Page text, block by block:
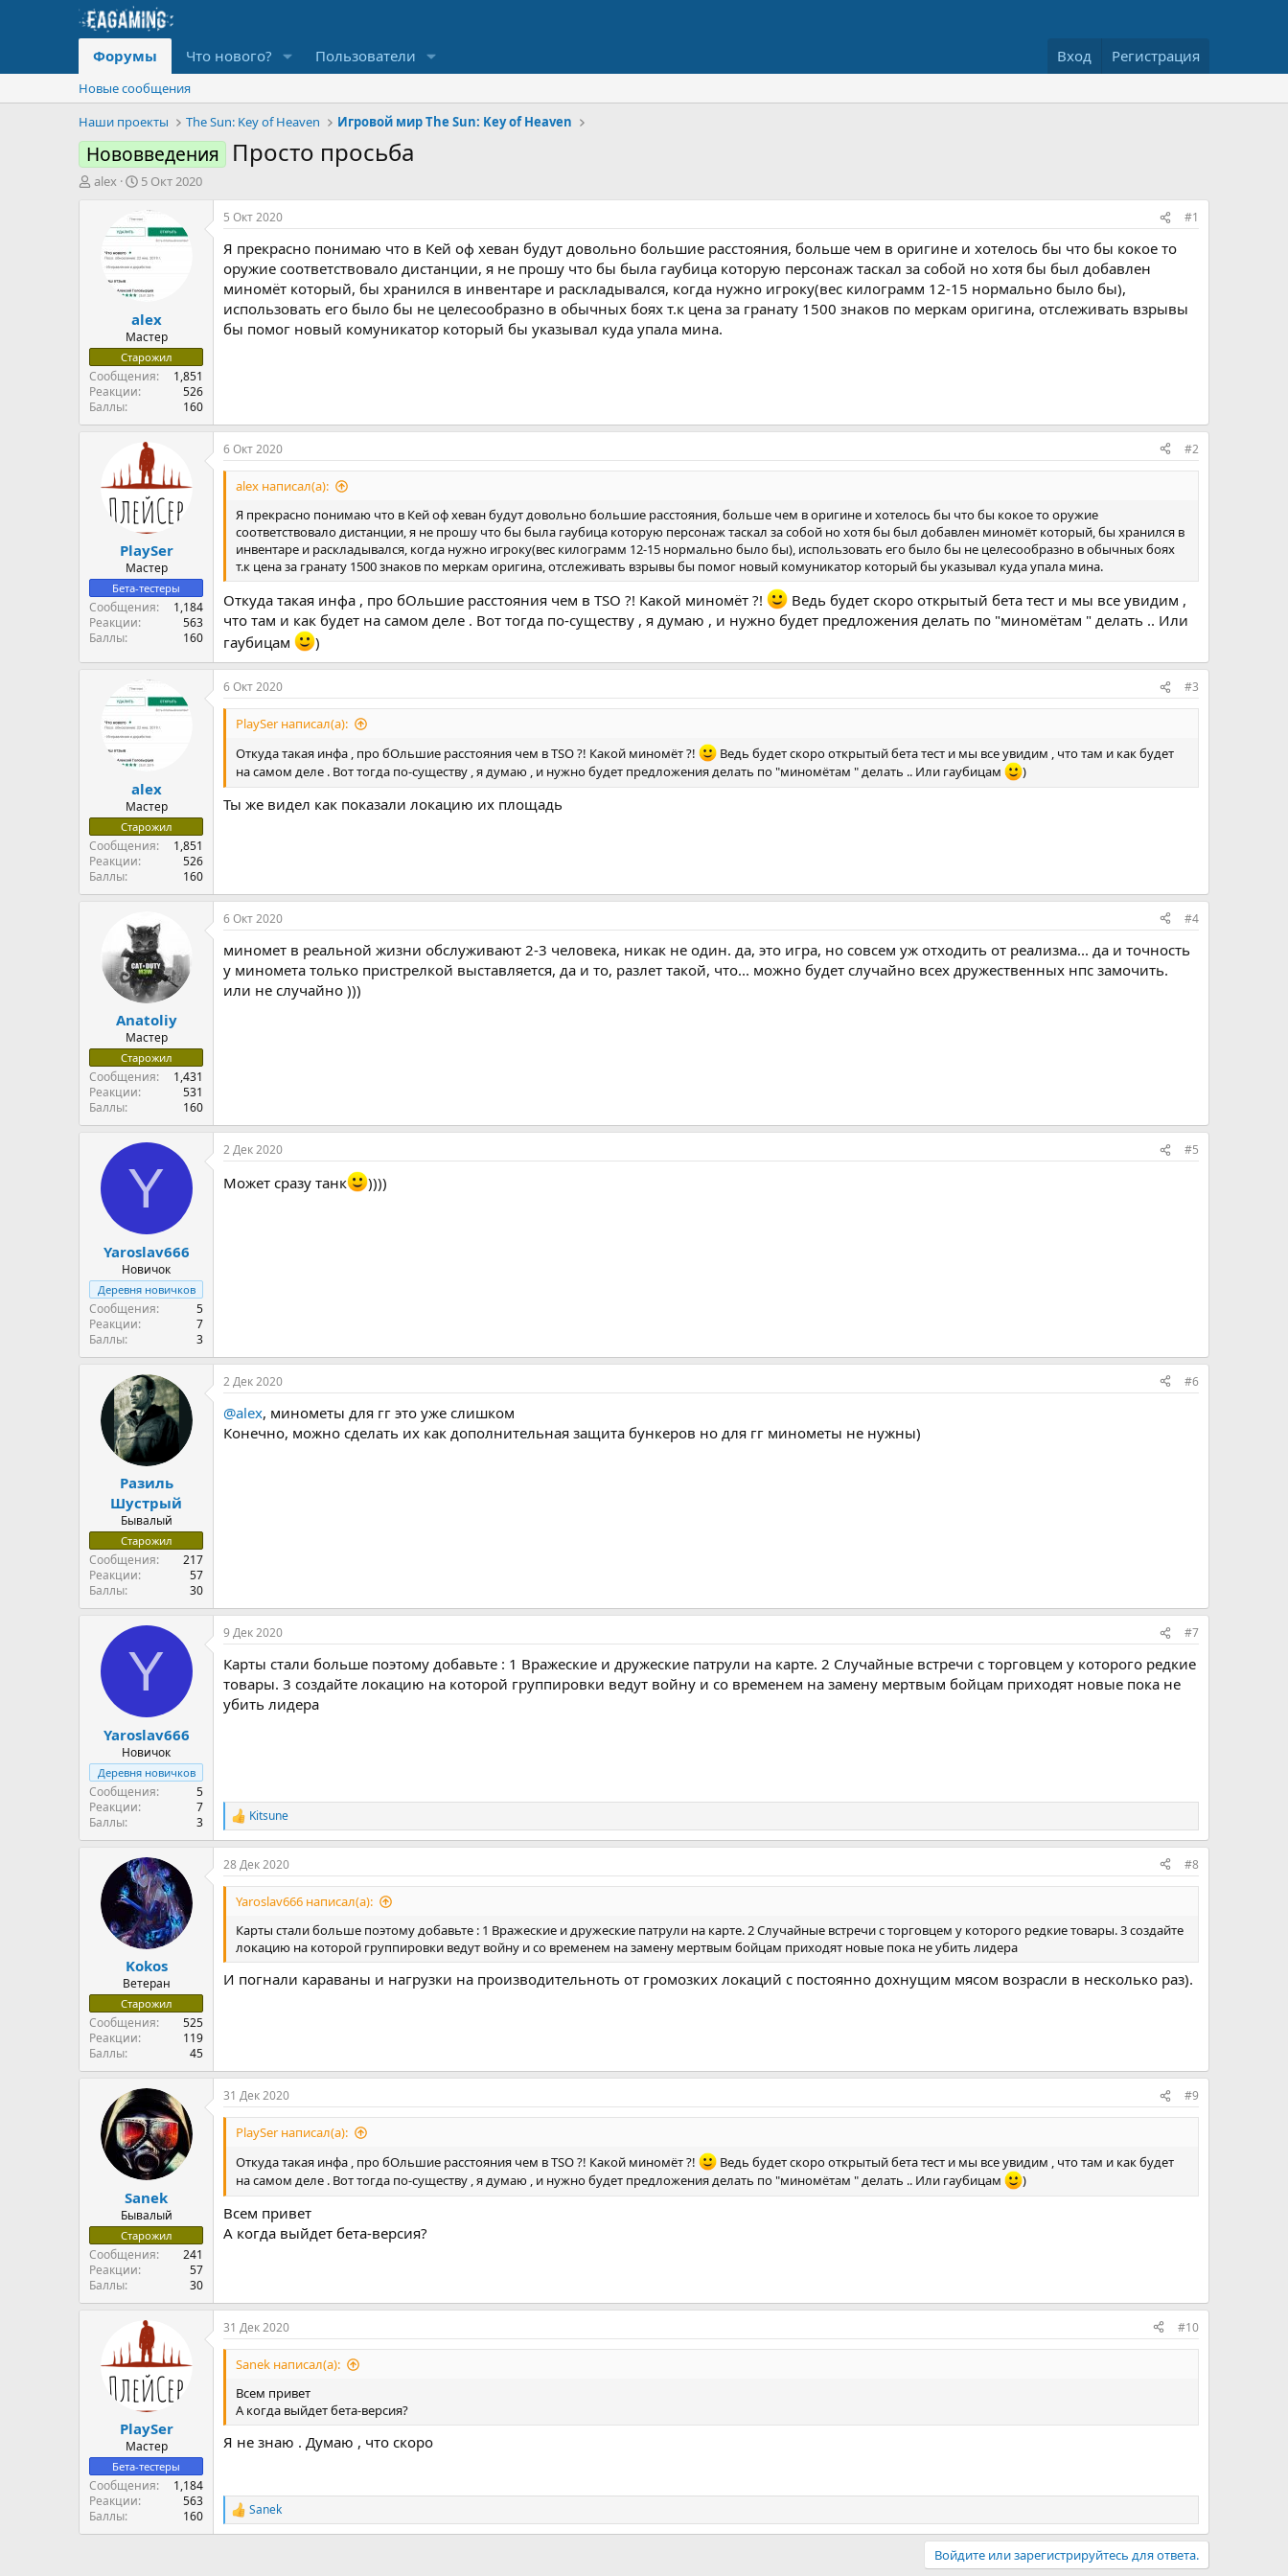
Форумы Что нового? Пользователи Вход Регистрация
Новые сообщения
Наши проекты
The Sun: Key of Heaven Игровой мир The Sun: Key of Heaven
Нововведения Просто просьба
А
alex
Д
т
а
а
а
л
а
5 Окт 2020
alex
Мастер
Старожил
Сообщения
1,851
Реакции
526
Баллы
160
5 Окт 2020 #1
Я прекрасно понимаю что в Кей оф хеван будут довольно большие расстояния, больше чем в оригине и хотелось бы что бы кокое то
оружие соответствовало дистанции, я не прошу что бы была гаубица которую персонаж таскал за собой но хотя бы был добавлен
миномёт который, бы хранился в инвентаре и раскладывался, когда нужно игроку(вес килограмм 12-15 нормально было бы),
использовать его было бы не целесообразно в обычных боях т.к цена за гранату 1500 знаков по меркам оригина, отслеживать взрывы
бы помог новый комуникатор который бы указывал куда упала мина.
PlaySer
Мастер
Бета-тестеры
Сообщения
1,184
Реакции
563
Баллы
160
6 Окт 2020 #2
alex написал(а):
Я прекрасно понимаю что в Кей оф хеван будут довольно большие расстояния, больше чем в оригине и хотелось бы что бы кокое то оружие
соответствовало дистанции, я не прошу что бы была гаубица которую персонаж таскал за собой но хотя бы был добавлен миномёт который, бы хранился в
инвентаре и раскладывался, когда нужно игроку(вес килограмм 12-15 нормально было бы), использовать его было бы не целесообразно в обычных боях
т.к цена за гранату 1500 знаков по меркам оригина, отслеживать взрывы бы помог новый комуникатор который бы указывал куда упала мина.
Откуда такая инфа , про бОльшие расстояния чем в TSO ?! Какой миномёт ?!
Ведь будет скоро открытый бета тест и мы все увидим ,
что там и как будет на самом деле . Вот тогда по-существу , я думаю , и нужно будет предложения делать по "миномётам " делать .. Или
гаубицам
)
alex
Мастер
Старожил
Сообщения
1,851
Реакции
526
Баллы
160
6 Окт 2020 #3
PlaySer написал(а):
Откуда такая инфа , про бОльшие расстояния чем в TSO ?! Какой миномёт ?!
Ведь будет скоро открытый бета тест и мы все увидим , что там и как будет
на самом деле . Вот тогда по-существу , я думаю , и нужно будет предложения делать по "миномётам " делать .. Или гаубицам
)
Ты же видел как показали локацию их площадь
Anatoliy
Мастер
Старожил
Сообщения
1,431
Реакции
531
Баллы
160
6 Окт 2020 #4
миномет в реальной жизни обслуживают 2-3 человека, никак не один. да, это игра, но совсем уж отходить от реализма... да и точность
у миномета только пристрелкой выставляется, да и то, разлет такой, что... можно будет случайно всех дружественных нпс замочить.
или не случайно )))
Y
Yaroslav666
Новичок
Деревня новичков
Сообщения
5
Реакции
7
Баллы
3
2 Дек 2020 #5
Может сразу танк ))))
Разиль
Шустрый
Бывалый
Старожил
Сообщения
217
Реакции
57
Баллы
30
2 Дек 2020 #6
@alex, минометы для гг это уже слишком
Конечно, можно сделать их как дополнительная защита бункеров но для гг минометы не нужны)
Y
Yaroslav666
Новичок
Деревня новичков
Сообщения
5
Реакции
7
Баллы
3
9 Дек 2020 #7
Карты стали больше поэтому добавьте : 1 Вражеские и дружеские патрули на карте. 2 Случайные встречи с торговцем у которого редкие
товары. 3 создайте локацию на которой группировки ведут войну и со временем на замену мертвым бойцам приходят новые пока не
убить лидера
Р
е
а
к
ц
и
Kitsune
Kokos
Ветеран
Старожил
Сообщения
525
Реакции
119
Баллы
45
28 Дек 2020 #8
Yaroslav666 написал(а):
Карты стали больше поэтому добавьте : 1 Вражеские и дружеские патрули на карте. 2 Случайные встречи с торговцем у которого редкие товары. 3 создайте
локацию на которой группировки ведут войну и со временем на замену мертвым бойцам приходят новые пока не убить лидера
И погнали караваны и нагрузки на производительноть от громозких локаций с постоянно дохнущим мясом возрасли в несколько раз).
Sanek
Бывалый
Старожил
Сообщения
241
Реакции
57
Баллы
30
31 Дек 2020 #9
PlaySer написал(а):
Откуда такая инфа , про бОльшие расстояния чем в TSO ?! Какой миномёт ?!
Ведь будет скоро открытый бета тест и мы все увидим , что там и как будет
на самом деле . Вот тогда по-существу , я думаю , и нужно будет предложения делать по "миномётам " делать .. Или гаубицам
)
Всем привет
А когда выйдет бета-версия?
PlaySer
Мастер
Бета-тестеры
Сообщения
1,184
Реакции
563
Баллы
160
31 Дек 2020 #10
Sanek написал(а):
Всем привет
А когда выйдет бета-версия?
Я не знаю . Думаю , что скоро
Р
е
Sanek
Войдите или зарегистрируйтесь для ответа.